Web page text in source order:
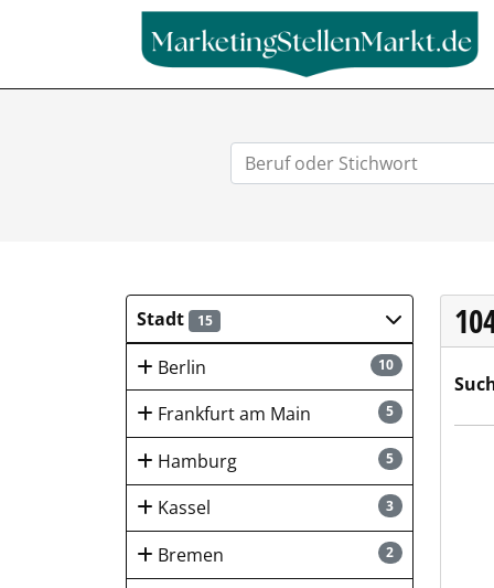
Stadt 15
10
Berlin
5
Frankfurt am Main
5
Hamburg
3
Kassel
2
Bremen